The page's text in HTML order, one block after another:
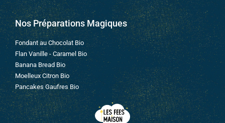
Nos Préparations Magiques
Fondant au Chocolat Bio
Flan Vanille - Caramel Bio
Banana Bread Bio
Moelleux Citron Bio
Pancakes Gaufres Bio